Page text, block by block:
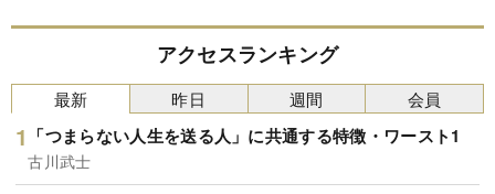
アクセスランキング
最新
「つまらない人生を送る人」に共通する特徴・ワースト1
古川武士
昨日 週間 会員